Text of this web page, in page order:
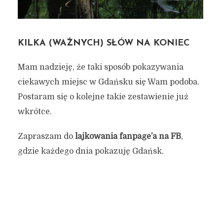
KILKA (WAŻNYCH) SŁÓW NA KONIEC
Mam nadzieję, że taki sposób pokazywania
ciekawych miejsc w Gdańsku się Wam podoba.
Postaram się o kolejne takie zestawienie już
wkrótce.
Zapraszam do lajkowania fanpage’a na FB,
gdzie każdego dnia pokazuję Gdańsk.